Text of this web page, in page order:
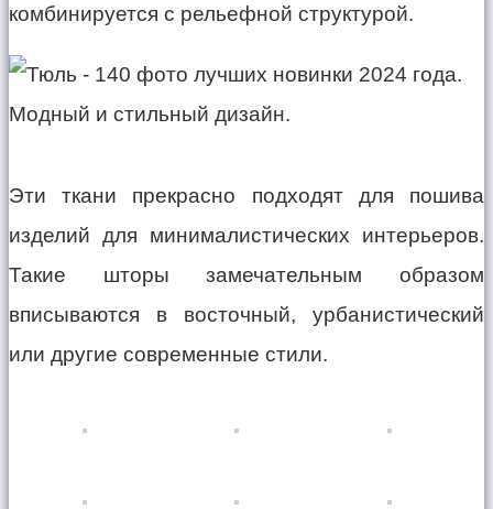
комбинируется с рельефной структурой.
Эти ткани прекрасно подходят для пошива
изделий для минималистических интерьеров.
Такие шторы замечательным образом
вписываются в восточный, урбанистический
или другие современные стили.